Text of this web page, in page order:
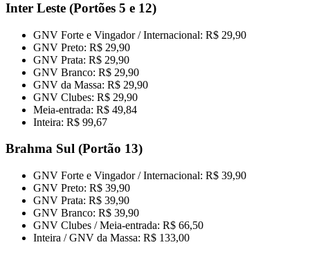
Inter Leste (Portões 5 e 12)
GNV Forte e Vingador / Internacional: R$ 29,90
GNV Preto: R$ 29,90
GNV Prata: R$ 29,90
GNV Branco: R$ 29,90
GNV da Massa: R$ 29,90
GNV Clubes: R$ 29,90
Meia-entrada: R$ 49,84
Inteira: R$ 99,67
Brahma Sul (Portão 13)
GNV Forte e Vingador / Internacional: R$ 39,90
GNV Preto: R$ 39,90
GNV Prata: R$ 39,90
GNV Branco: R$ 39,90
GNV Clubes / Meia-entrada: R$ 66,50
Inteira / GNV da Massa: R$ 133,00